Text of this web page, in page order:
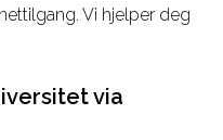
Vi hjelper deg
via